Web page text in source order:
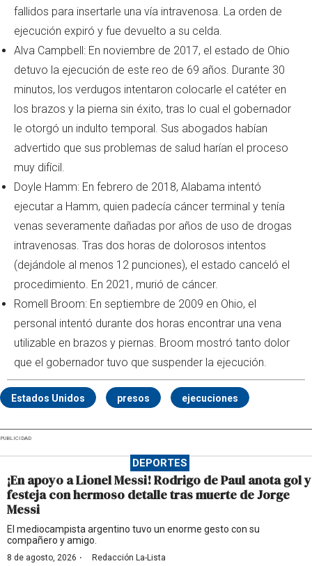
fallidos para insertarle una vía intravenosa. La orden de
ejecución expiró y fue devuelto a su celda.
Alva Campbell: En noviembre de 2017, el estado de Ohio
detuvo la ejecución de este reo de 69 años. Durante 30
minutos, los verdugos intentaron colocarle el catéter en
los brazos y la pierna sin éxito, tras lo cual el gobernador
le otorgó un indulto temporal. Sus abogados habían
advertido que sus problemas de salud harían el proceso
muy difícil.
Doyle Hamm: En febrero de 2018, Alabama intentó
ejecutar a Hamm, quien padecía cáncer terminal y tenía
venas severamente dañadas por años de uso de drogas
intravenosas. Tras dos horas de dolorosos intentos
(dejándole al menos 12 punciones), el estado canceló el
procedimiento. En 2021, murió de cáncer.
Romell Broom: En septiembre de 2009 en Ohio, el
personal intentó durante dos horas encontrar una vena
utilizable en brazos y piernas. Broom mostró tanto dolor
que el gobernador tuvo que suspender la ejecución.
Estados Unidos presos ejecuciones
PUBLICIDAD
DEPORTES
¡En apoyo a Lionel Messi! Rodrigo de Paul anota gol y
festeja con hermoso detalle tras muerte de Jorge
Messi
El mediocampista argentino tuvo un enorme gesto con su
compañero y amigo.
8 de agosto, 2026 · Redacción La-Lista